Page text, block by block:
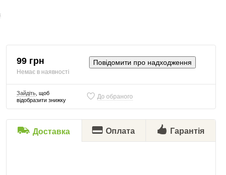
99 грн
Немає в наявності
Повідомити про надходження
Зайдіть, щоб
відобразити знижку
До обраного
Доставка Оплата Гарантія